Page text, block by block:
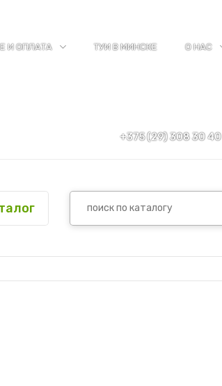
И ОПЛАТА ТУИ В МИНСКЕ О НАС
+375 (29) 308 30 40